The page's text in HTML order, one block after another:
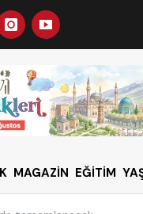
MAGAZİN EĞİTİM